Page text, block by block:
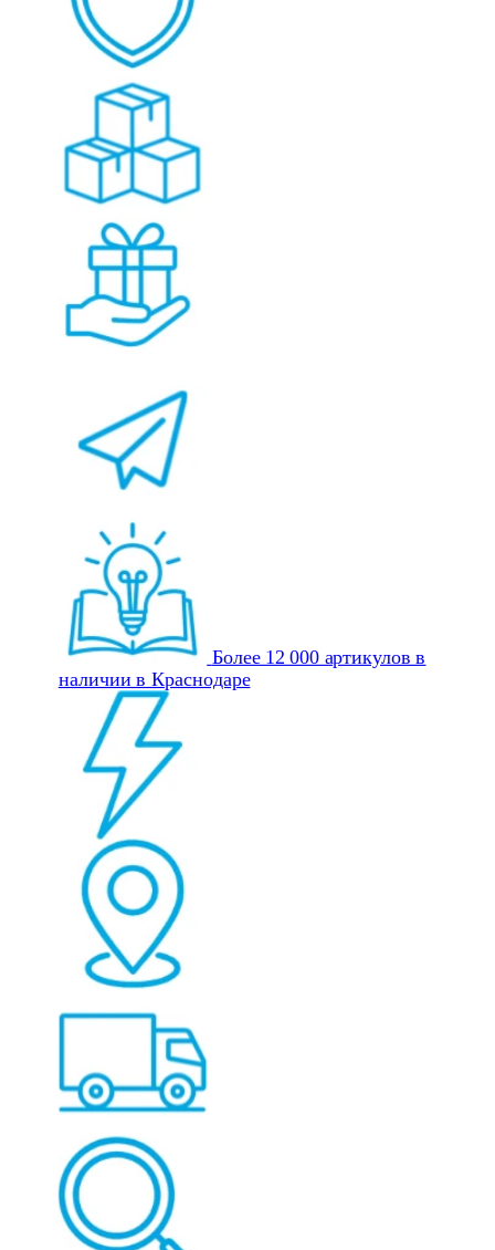
Более 12 000 артикулов в
наличии в Краснодаре